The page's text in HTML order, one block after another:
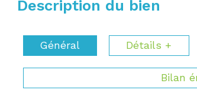
Description du bien
Général Détails +
Bilan